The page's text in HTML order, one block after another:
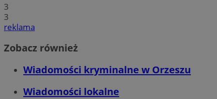
3
3
reklama
Zobacz również
Wiadomości kryminalne w Orzeszu
Wiadomości lokalne